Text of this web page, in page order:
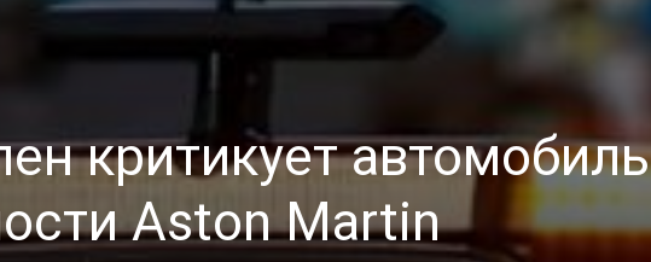
критикует автомобиль
Aston Martin